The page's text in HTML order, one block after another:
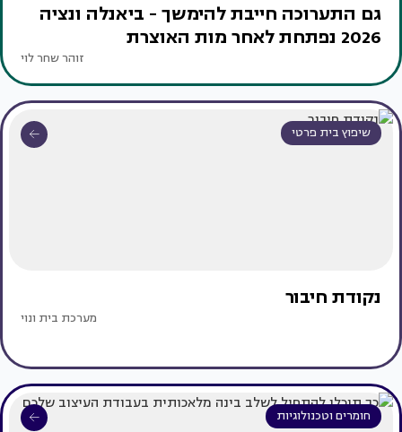
גם התערוכה חייבת להימשך - ביאנלה ונציה
2026 נפתחת לאחר מות האוצרת
זוהר שחר לוי
שיפוץ בית פרטי
נקודת חיבור
מערכת בית ונוי
חומרים וטכנולוגיות